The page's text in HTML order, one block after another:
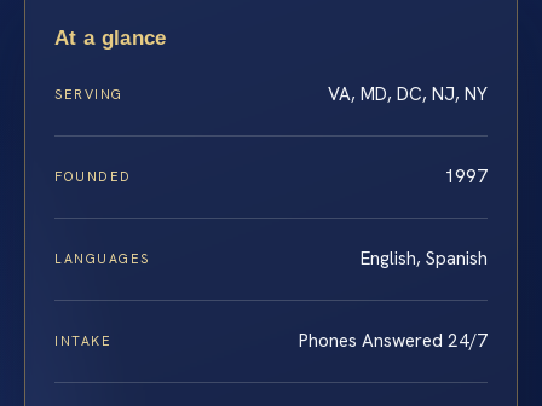
At a glance
SERVING VA, MD, DC, NJ, NY
FOUNDED 1997
LANGUAGES English, Spanish
INTAKE Phones Answered 24/7